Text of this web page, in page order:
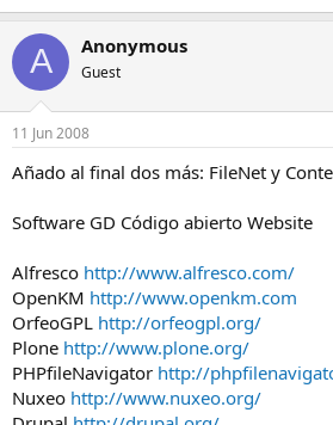
A Anonymous
Guest
11 Jun 2008
Añado al final dos más: FileNet y
Software GD Código abierto Website
Alfresco http://www.alfresco.com/
OpenKM http://www.openkm.com
OrfeoGPL http://orfeogpl.org/
Plone http://www.plone.org/
PHPfileNavigator http://
Nuxeo http://www.nuxeo.org/